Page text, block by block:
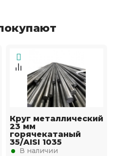
Круг металлический
23 мм
горячекатаный
35/AISI 1035
В наличии